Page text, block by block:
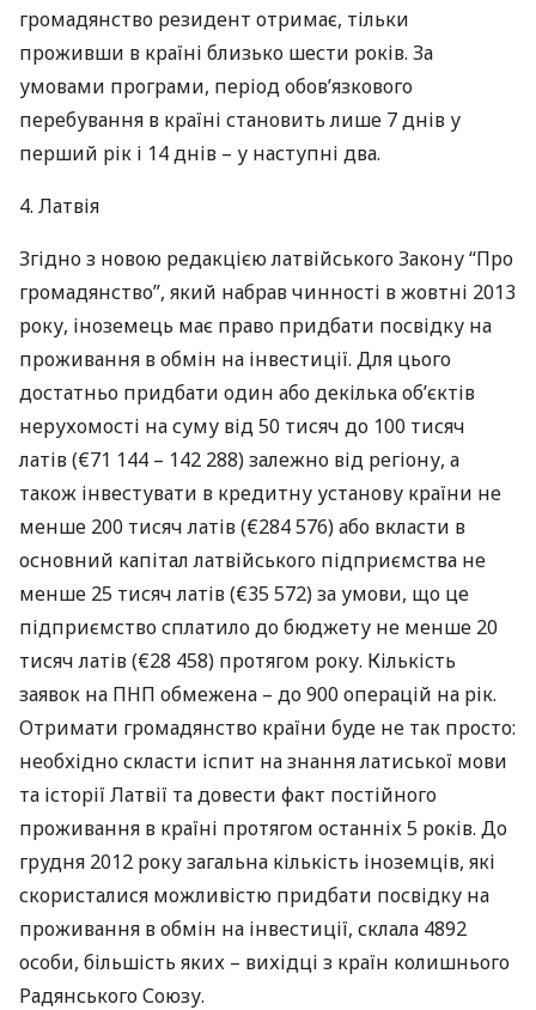
громадянство резидент отримає, тільки
проживши в країні близько шести років. За
умовами програми, період обов’язкового
перебування в країні становить лише 7 днів у
перший рік і 14 днів – у наступні два.
4. Латвія
Згідно з новою редакцією латвійського Закону “Про
громадянство”, який набрав чинності в жовтні 2013
року, іноземець має право придбати посвідку на
проживання в обмін на інвестиції. Для цього
достатньо придбати один або декілька об’єктів
нерухомості на суму від 50 тисяч до 100 тисяч
латів (€71 144 – 142 288) залежно від регіону, а
також інвестувати в кредитну установу країни не
менше 200 тисяч латів (€284 576) або вкласти в
основний капітал латвійського підприємства не
менше 25 тисяч латів (€35 572) за умови, що це
підприємство сплатило до бюджету не менше 20
тисяч латів (€28 458) протягом року. Кількість
заявок на ПНП обмежена – до 900 операцій на рік.
Отримати громадянство країни буде не так просто:
необхідно скласти іспит на знання латиської мови
та історії Латвії та довести факт постійного
проживання в країні протягом останніх 5 років. До
грудня 2012 року загальна кількість іноземців, які
скористалися можливістю придбати посвідку на
проживання в обмін на інвестиції, склала 4892
особи, більшість яких – вихідці з країн колишнього
Радянського Союзу.